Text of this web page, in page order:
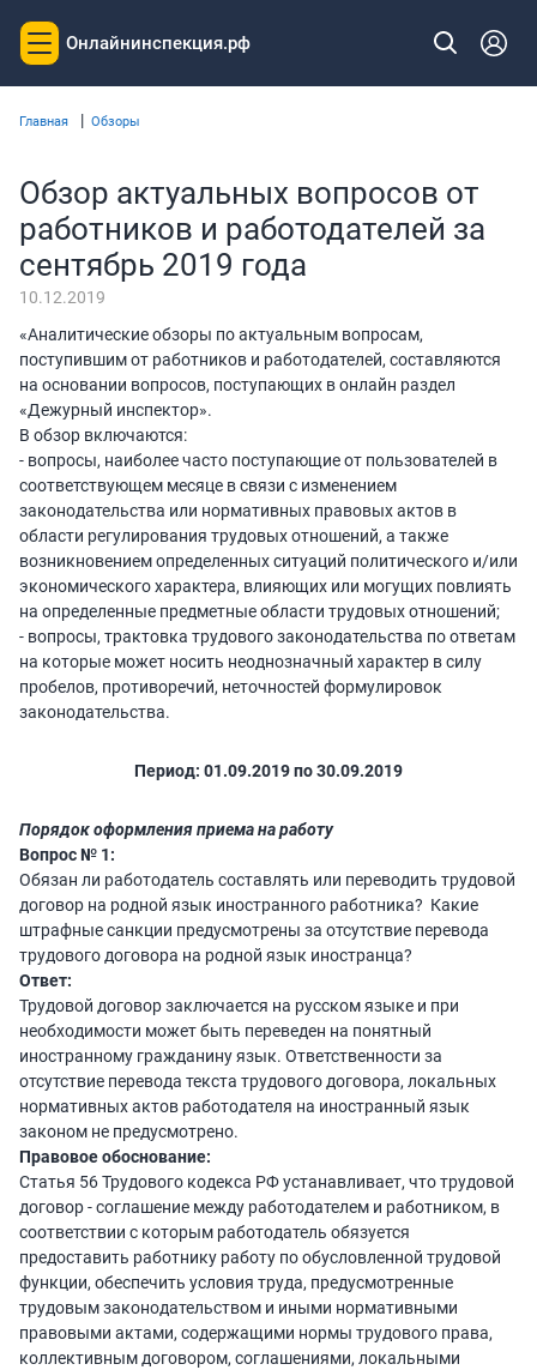
Toggle
navigation
Онлайнинспекция.рф
Главная | Обзоры
Обзор актуальных вопросов от
работников и работодателей за
сентябрь 2019 года
10.12.2019
«Аналитические обзоры по актуальным вопросам,
поступившим от работников и работодателей, составляются
на основании вопросов, поступающих в онлайн раздел
«Дежурный инспектор».
В обзор включаются:
- вопросы, наиболее часто поступающие от пользователей в
соответствующем месяце в связи с изменением
законодательства или нормативных правовых актов в
области регулирования трудовых отношений, а также
возникновением определенных ситуаций политического и/или
экономического характера, влияющих или могущих повлиять
на определенные предметные области трудовых отношений;
- вопросы, трактовка трудового законодательства по ответам
на которые может носить неоднозначный характер в силу
пробелов, противоречий, неточностей формулировок
законодательства.
Период: 01.09.2019 по 30.09.2019
Порядок оформления приема на работу
Вопрос № 1:
Обязан ли работодатель составлять или переводить трудовой
договор на родной язык иностранного работника? Какие
штрафные санкции предусмотрены за отсутствие перевода
трудового договора на родной язык иностранца?
Ответ:
Трудовой договор заключается на русском языке и при
необходимости может быть переведен на понятный
иностранному гражданину язык. Ответственности за
отсутствие перевода текста трудового договора, локальных
нормативных актов работодателя на иностранный язык
законом не предусмотрено.
Правовое обоснование:
Статья 56 Трудового кодекса РФ устанавливает, что трудовой
договор - соглашение между работодателем и работником, в
соответствии с которым работодатель обязуется
предоставить работнику работу по обусловленной трудовой
функции, обеспечить условия труда, предусмотренные
трудовым законодательством и иными нормативными
правовыми актами, содержащими нормы трудового права,
коллективным договором, соглашениями, локальными